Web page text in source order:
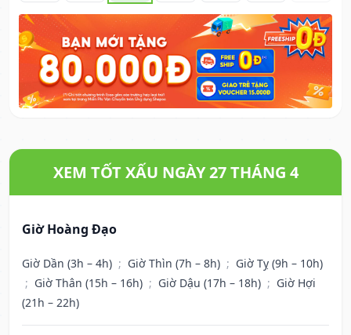
XEM TỐT XẤU NGÀY 27 THÁNG 4
Giờ Hoàng Đạo
Giờ Dần (3h – 4h) ; Giờ Thìn (7h – 8h) ; Giờ Tỵ (9h – 10h)
; Giờ Thân (15h – 16h) ; Giờ Dậu (17h – 18h) ; Giờ Hợi
(21h – 22h)